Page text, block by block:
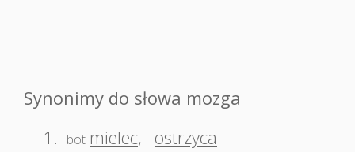
Synonimy do słowa mozga
1.
bot mielec, ostrzyca